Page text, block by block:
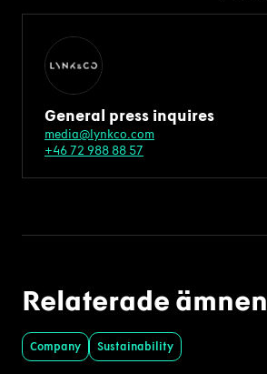
General press inquires
media@lynkco.com
+46 72 988 88 57
Relaterade ämnen
Company Sustainability